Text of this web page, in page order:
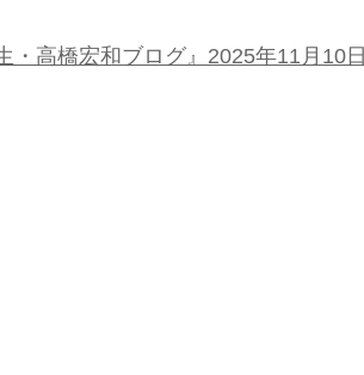
・高橋宏和ブログ』2025年11月10日